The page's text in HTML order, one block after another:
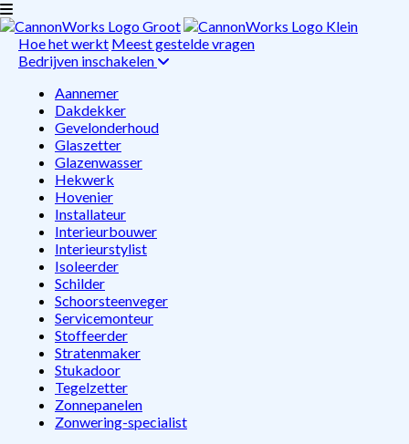
Hoe het werkt Meest gestelde vragen
Bedrijven inschakelen
Aannemer
Dakdekker
Gevelonderhoud
Glaszetter
Glazenwasser
Hekwerk
Hovenier
Installateur
Interieurbouwer
Interieurstylist
Isoleerder
Schilder
Schoorsteenveger
Servicemonteur
Stoffeerder
Stratenmaker
Stukadoor
Tegelzetter
Zonnepanelen
Zonwering-specialist